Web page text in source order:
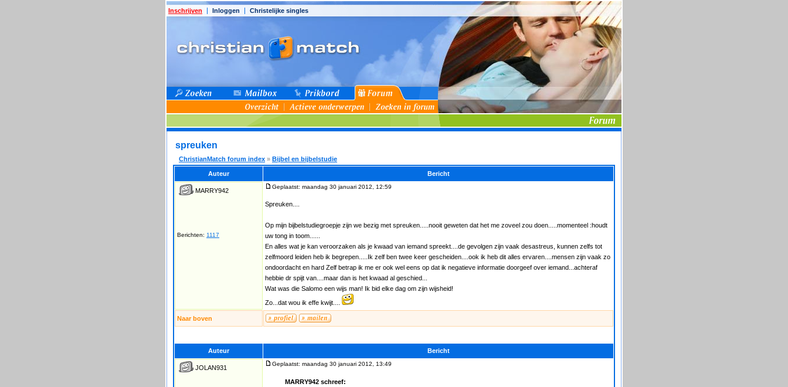
Inschrijven Inloggen Christelijke singles
spreuken
ChristianMatch forum index » Bijbel en bijbelstudie
Auteur Bericht
MARRY942
Berichten: 1117
Geplaatst: maandag 30 januari 2012, 12:59
Spreuken....
Op mijn bijbelstudiegroepje zijn we bezig met spreuken.....nooit geweten dat het me zoveel zou doen.....momenteel :houdt
uw tong in toom......
En alles wat je kan veroorzaken als je kwaad van iemand spreekt....de gevolgen zijn vaak desastreus, kunnen zelfs tot
zelfmoord leiden heb ik begrepen.....Ik zelf ben twee keer gescheiden....ook ik heb dit alles ervaren....mensen zijn vaak zo
ondoordacht en hard Zelf betrap ik me er ook wel eens op dat ik negatieve informatie doorgeef over iemand...achteraf
hebbie dr spijt van....maar dan is het kwaad al geschied...
Wat was die Salomo een wijs man! Ik bid elke dag om zijn wijsheid!
Zo...dat wou ik effe kwijt....
Naar boven
Auteur Bericht
JOLAN931
Geplaatst: maandag 30 januari 2012, 13:49
MARRY942 schreef: